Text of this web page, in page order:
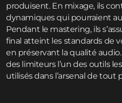
produisent. En mixage, ils
dynamiques qui pourraient
Pendant le mastering, ils
final atteint les standards de
en préservant la qualité
des limiteurs l’un des outils
utilisés dans l’arsenal de tout